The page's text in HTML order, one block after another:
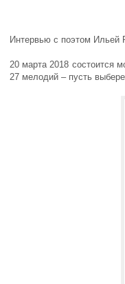
Интервью с поэтом Ильей
20 марта 2018 состоится
27 мелодий – пусть